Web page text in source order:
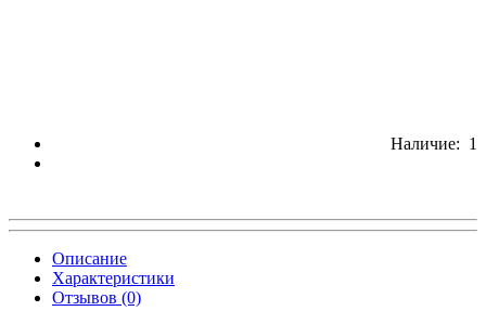
Наличие: 1
Описание
Характеристики
Отзывов (0)